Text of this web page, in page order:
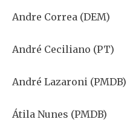
Andre Correa (DEM)
André Ceciliano (PT)
André Lazaroni (PMDB)
Átila Nunes (PMDB)